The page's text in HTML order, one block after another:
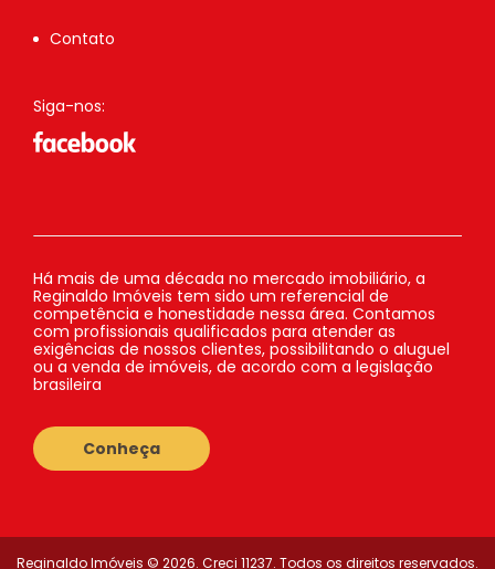
Contato
Siga-nos:
Há mais de uma década no mercado imobiliário, a
Reginaldo Imóveis tem sido um referencial de
competência e honestidade nessa área. Contamos
com profissionais qualificados para atender as
exigências de nossos clientes, possibilitando o aluguel
ou a venda de imóveis, de acordo com a legislação
brasileira
Conheça
Reginaldo Imóveis © 2026. Creci 11237. Todos os direitos reservados.